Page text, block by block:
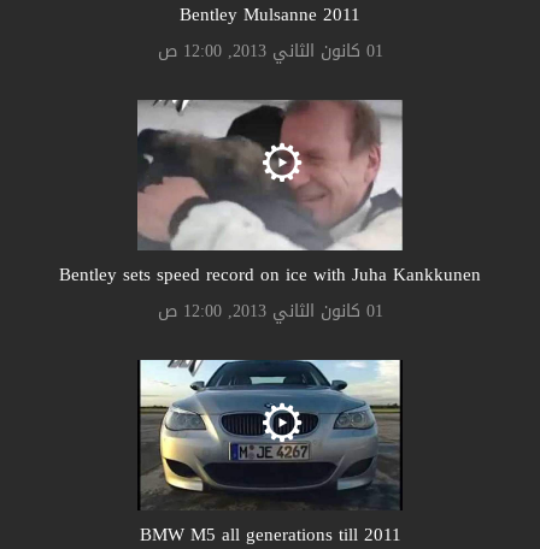
Bentley Mulsanne 2011
01 كانون الثاني 2013, 12:00 ص
Bentley sets speed record on ice with Juha Kankkunen
01 كانون الثاني 2013, 12:00 ص
BMW M5 all generations till 2011